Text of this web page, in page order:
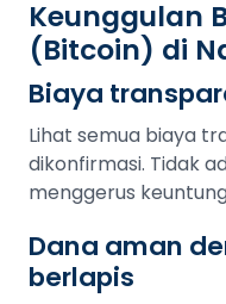
Keunggulan
(Bitcoin) di
Biaya
Lihat semua biaya
dikonfirmasi. Tidak
menggerus
Dana aman
berlapis